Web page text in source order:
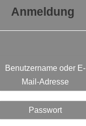
Anmeldung
Benutzername oder E-
Mail-Adresse
Passwort